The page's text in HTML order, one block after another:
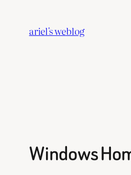
contenido
ariel's weblog
Windows